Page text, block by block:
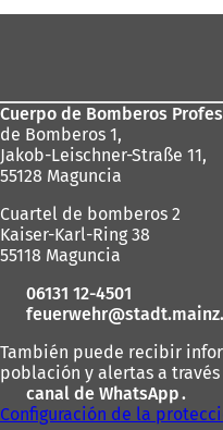
pies
Cuerpo de Bomberos
de Bomberos 1,
Jakob-Leischner-Straße 11,
55128 Maguncia
Cuartel de bomberos 2
Kaiser-Karl-Ring 38
55118 Maguncia
06131 12-4501
feuerwehr
stadt.mainz
También puede recibir
población y alertas a
canal de WhatsApp(
S
.
Configuración de la